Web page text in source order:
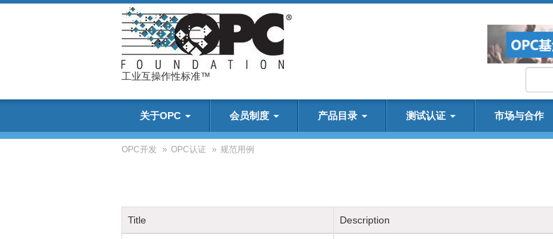
工业互操作性标准™
关于OPC 会员制度 产品目录 测试认证 市场与合作
OPC开发 » OPC认证 » 规范用例
Title Description